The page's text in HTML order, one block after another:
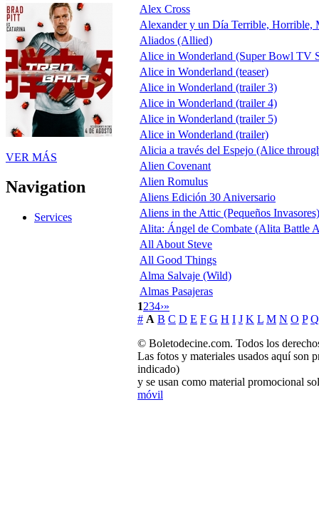
VER MÁS
Navigation
Services
Alex Cross
Alexander y un Día Terrible, Horrible,
Aliados (Allied)
Alice in Wonderland (Super Bowl TV
Alice in Wonderland (teaser)
Alice in Wonderland (trailer 3)
Alice in Wonderland (trailer 4)
Alice in Wonderland (trailer 5)
Alice in Wonderland (trailer)
Alicia a través del Espejo (Alice
Alien Covenant
Alien Romulus
Aliens Edición 30 Aniversario
Aliens in the Attic (Pequeños Invasores)
Alita: Ángel de Combate (Alita Battle
All About Steve
All Good Things
Alma Salvaje (Wild)
Almas Pasajeras
1234›»
# A B C D E F G H I J K L M N O P Q
© Boletodecine.com. Todos los
Las fotos y materiales usados aquí son
indicado)
y se usan como material promocional
móvil